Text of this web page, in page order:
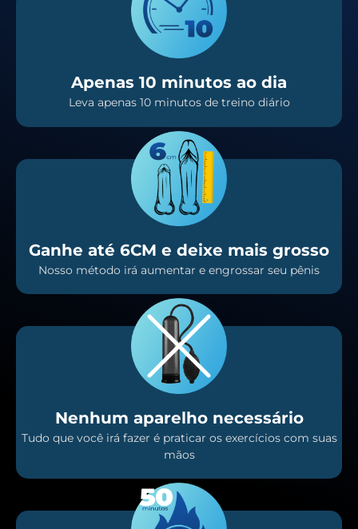
Apenas 10 minutos ao dia
Leva apenas 10 minutos de treino diário
Ganhe até 6CM e deixe mais grosso
Nosso método irá aumentar e engrossar seu pênis
Nenhum aparelho necessário
Tudo que você irá fazer é praticar os exercícios com suas
mãos